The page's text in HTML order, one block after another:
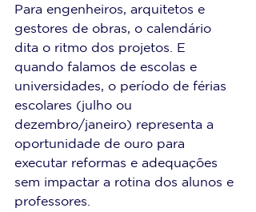
Para engenheiros, arquitetos e
gestores de obras, o calendário
dita o ritmo dos projetos. E
quando falamos de escolas e
universidades, o período de férias
escolares (julho ou
dezembro/janeiro) representa a
oportunidade de ouro para
executar reformas e adequações
sem impactar a rotina dos alunos e
professores.